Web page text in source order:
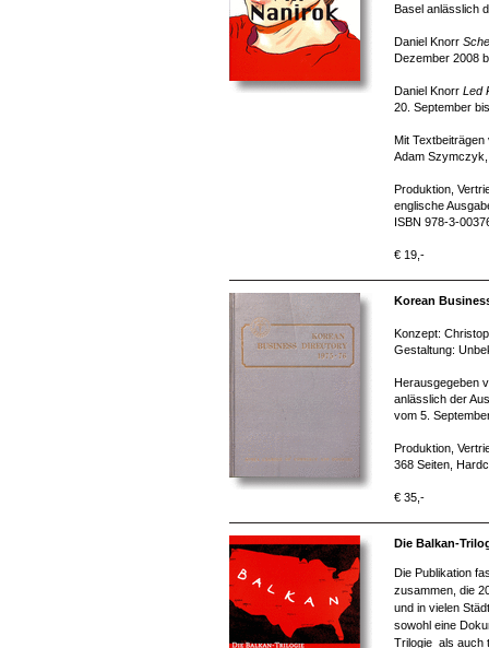
Basel anlässlich
Daniel Knorr
Dezember 2008
Daniel Knorr Led
20. September
Mit Textbeiträgen
Adam Szymczyk,
Produktion,
englische
ISBN 978-3-
€ 19,-
Korean
Konzept:
Gestaltung:
Herausgegeben
anlässlich der
vom 5.
Produktion,
368 Seiten,
€ 35,-
Die Balkan-
Die Publikation
zusammen, die
und in vielen
sowohl eine
Trilogie als auch